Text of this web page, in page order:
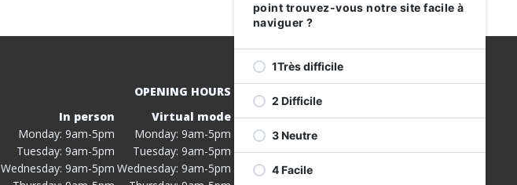
OPENING HOURS
In person
Monday: 9am-5pm
Tuesday: 9am-5pm
Wednesday: 9am-5pm
Virtual mode
Monday: 9am-5pm
Tuesday: 9am-5pm
Wednesday: 9am-5pm
point trouvez-vous notre site facile à
naviguer ?
1Très difficile
2 Difficile
3 Neutre
4 Facile